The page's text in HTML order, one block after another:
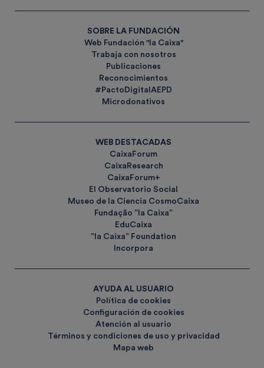
SOBRE LA FUNDACIÓN
Web Fundación "la Caixa"
Trabaja con nosotros
Publicaciones
Reconocimientos
#PactoDigitalAEPD
Microdonativos
WEB DESTACADAS
CaixaForum
CaixaResearch
CaixaForum+
El Observatorio Social
Museo de la Ciencia CosmoCaixa
Fundação ”la Caixa”
EduCaixa
”la Caixa” Foundation
Incorpora
AYUDA AL USUARIO
Política de cookies
Configuración de cookies
Atención al usuario
Términos y condiciones de uso y privacidad
Mapa web